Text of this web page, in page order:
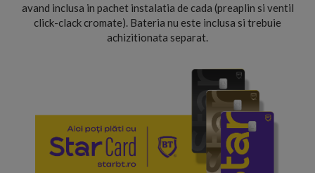
avand inclusa in pachet instalatia de cada (preaplin si ventil
click-clack cromate). Bateria nu este inclusa si trebuie
achizitionata separat.